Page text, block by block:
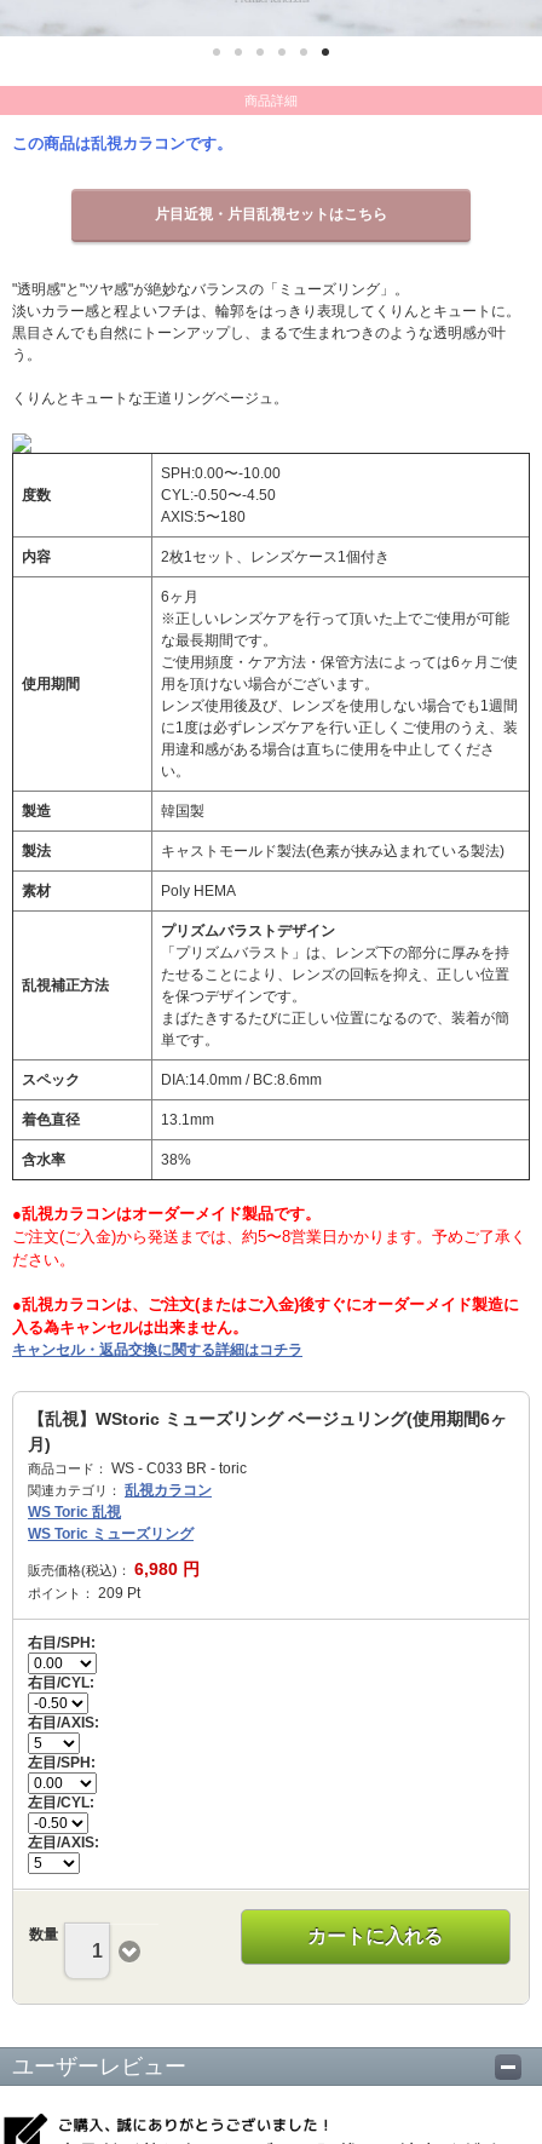
商品詳細
この商品は乱視カラコンです。
片目近視・片目乱視セットはこちら
"透明感"と"ツヤ感"が絶妙なバランスの「ミューズリング」。
淡いカラー感と程よいフチは、輪郭をはっきり表現してくりんとキュートに。
黒目さんでも自然にトーンアップし、まるで生まれつきのような透明感が叶
う。
くりんとキュートな王道リングベージュ。
度数
SPH:0.00〜-10.00
CYL:-0.50〜-4.50
AXIS:5〜180
内容 2枚1セット、レンズケース1個付き
使用期間
6ヶ月
※正しいレンズケアを行って頂いた上でご使用が可能
な最長期間です。
ご使用頻度・ケア方法・保管方法によっては6ヶ月ご使
用を頂けない場合がございます。
レンズ使用後及び、レンズを使用しない場合でも1週間
に1度は必ずレンズケアを行い正しくご使用のうえ、装
用違和感がある場合は直ちに使用を中止してくださ
い。
製造 韓国製
製法 キャストモールド製法(色素が挟み込まれている製法)
素材 Poly HEMA
乱視補正方法
プリズムバラストデザイン
「プリズムバラスト」は、レンズ下の部分に厚みを持
たせることにより、レンズの回転を抑え、正しい位置
を保つデザインです。
まばたきするたびに正しい位置になるので、装着が簡
単です。
スペック DIA:14.0mm / BC:8.6mm
着色直径 13.1mm
含水率 38%
●乱視カラコンはオーダーメイド製品です。
ご注文(ご入金)から発送までは、約5〜8営業日かかります。予めご了承く
ださい。
●乱視カラコンは、ご注文(またはご入金)後すぐにオーダーメイド製造に
入る為キャンセルは出来ません。
キャンセル・返品交換に関する詳細はコチラ
【乱視】WStoric ミューズリング ベージュリング(使用期間6ヶ
月)
商品コード： WS - C033 BR - toric
関連カテゴリ：
乱視カラコン
WS Toric 乱視
WS Toric ミューズリング
販売価格(税込)： 6,980 円
ポイント： 209 Pt
右目/SPH:
右目/CYL:
右目/AXIS:
左目/SPH:
左目/CYL:
左目/AXIS:
数量
1
カートに入れる
ユーザーレビュー